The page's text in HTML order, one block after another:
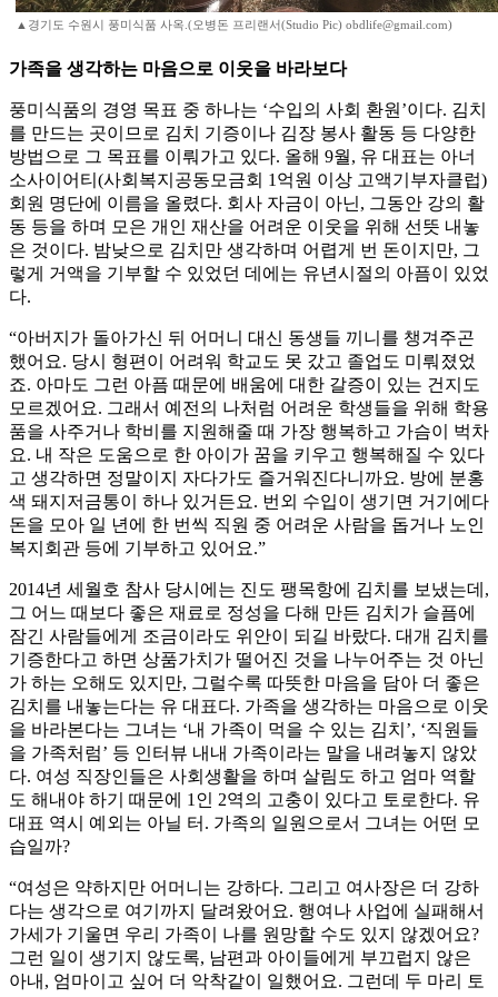
▲경기도 수원시 풍미식품 사옥.(오병돈 프리랜서(Studio Pic) obdlife@gmail.com)
가족을 생각하는 마음으로 이웃을 바라보다
풍미식품의 경영 목표 중 하나는 ‘수입의 사회 환원’이다. 김치
를 만드는 곳이므로 김치 기증이나 김장 봉사 활동 등 다양한
방법으로 그 목표를 이뤄가고 있다. 올해 9월, 유 대표는 아너
소사이어티(사회복지공동모금회 1억원 이상 고액기부자클럽)
회원 명단에 이름을 올렸다. 회사 자금이 아닌, 그동안 강의 활
동 등을 하며 모은 개인 재산을 어려운 이웃을 위해 선뜻 내놓
은 것이다. 밤낮으로 김치만 생각하며 어렵게 번 돈이지만, 그
렇게 거액을 기부할 수 있었던 데에는 유년시절의 아픔이 있었
다.
“아버지가 돌아가신 뒤 어머니 대신 동생들 끼니를 챙겨주곤
했어요. 당시 형편이 어려워 학교도 못 갔고 졸업도 미뤄졌었
죠. 아마도 그런 아픔 때문에 배움에 대한 갈증이 있는 건지도
모르겠어요. 그래서 예전의 나처럼 어려운 학생들을 위해 학용
품을 사주거나 학비를 지원해줄 때 가장 행복하고 가슴이 벅차
요. 내 작은 도움으로 한 아이가 꿈을 키우고 행복해질 수 있다
고 생각하면 정말이지 자다가도 즐거워진다니까요. 방에 분홍
색 돼지저금통이 하나 있거든요. 번외 수입이 생기면 거기에다
돈을 모아 일 년에 한 번씩 직원 중 어려운 사람을 돕거나 노인
복지회관 등에 기부하고 있어요.”
2014년 세월호 참사 당시에는 진도 팽목항에 김치를 보냈는데,
그 어느 때보다 좋은 재료로 정성을 다해 만든 김치가 슬픔에
잠긴 사람들에게 조금이라도 위안이 되길 바랐다. 대개 김치를
기증한다고 하면 상품가치가 떨어진 것을 나누어주는 것 아닌
가 하는 오해도 있지만, 그럴수록 따뜻한 마음을 담아 더 좋은
김치를 내놓는다는 유 대표다. 가족을 생각하는 마음으로 이웃
을 바라본다는 그녀는 ‘내 가족이 먹을 수 있는 김치’, ‘직원들
을 가족처럼’ 등 인터뷰 내내 가족이라는 말을 내려놓지 않았
다. 여성 직장인들은 사회생활을 하며 살림도 하고 엄마 역할
도 해내야 하기 때문에 1인 2역의 고충이 있다고 토로한다. 유
대표 역시 예외는 아닐 터. 가족의 일원으로서 그녀는 어떤 모
습일까?
“여성은 약하지만 어머니는 강하다. 그리고 여사장은 더 강하
다는 생각으로 여기까지 달려왔어요. 행여나 사업에 실패해서
가세가 기울면 우리 가족이 나를 원망할 수도 있지 않겠어요?
그런 일이 생기지 않도록, 남편과 아이들에게 부끄럽지 않은
아내, 엄마이고 싶어 더 악착같이 일했어요. 그런데 두 마리 토